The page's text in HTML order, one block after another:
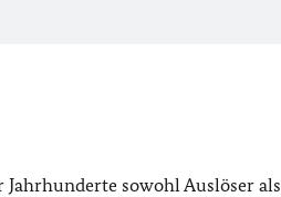
sowohl Auslöser